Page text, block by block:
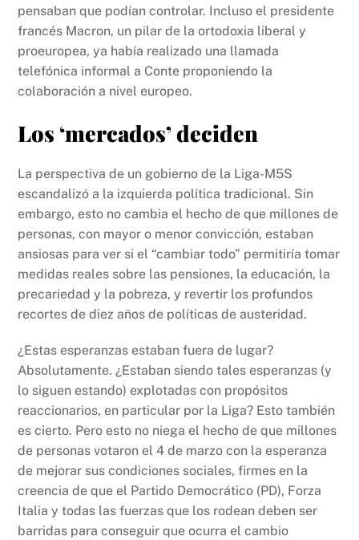
pensaban que podían controlar. Incluso el presidente
francés Macron, un pilar de la ortodoxia liberal y
proeuropea, ya había realizado una llamada
telefónica informal a Conte proponiendo la
colaboración a nivel europeo.
Los ‘mercados’ deciden
La perspectiva de un gobierno de la Liga-M5S
escandalizó a la izquierda política tradicional. Sin
embargo, esto no cambia el hecho de que millones de
personas, con mayor o menor convicción, estaban
ansiosas para ver si el “cambiar todo” permitiría tomar
medidas reales sobre las pensiones, la educación, la
precariedad y la pobreza, y revertir los profundos
recortes de diez años de políticas de austeridad.
¿Estas esperanzas estaban fuera de lugar?
Absolutamente. ¿Estaban siendo tales esperanzas (y
lo siguen estando) explotadas con propósitos
reaccionarios, en particular por la Liga? Esto también
es cierto. Pero esto no niega el hecho de que millones
de personas votaron el 4 de marzo con la esperanza
de mejorar sus condiciones sociales, firmes en la
creencia de que el Partido Democrático (PD), Forza
Italia y todas las fuerzas que los rodean deben ser
barridas para conseguir que ocurra el cambio